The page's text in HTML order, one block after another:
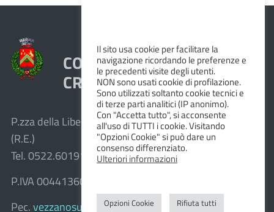
COMUNE DI VEZZANO SUL
CROSTOLO
P.zza della Libertà, 1 – 42030 Vezzano sul Crostolo
(R.E.)
Tel. 0522.601911 – Fax 0522.601947
P.IVA 00441360351
Pec. vezzanosulcrostolo@cert.provincia.re.it
Il sito usa cookie per facilitare la
navigazione ricordando le preferenze e
le precedenti visite degli utenti.
NON sono usati cookie di profilazione.
Sono utilizzati soltanto cookie tecnici e
di terze parti analitici (IP anonimo).
Con "Accetta tutto", si acconsente
all'uso di TUTTI i cookie. Visitando
"Opzioni Cookie" si può dare un
consenso differenziato.
Ulteriori informazioni
Opzioni Cookie Rifiuta tutti